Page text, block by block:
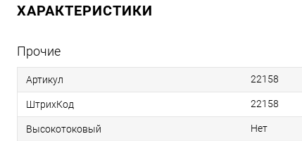
ХАРАКТЕРИСТИКИ
Прочие
Артикул 22158
ШтрихКод 22158
Высокотоковый Нет